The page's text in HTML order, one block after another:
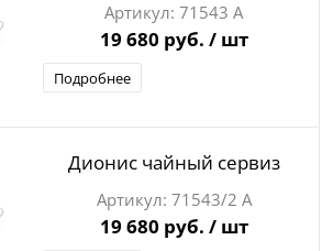
71543 А
19 680 руб. / шт
Подробнее
Дионис чайный сервиз
71543/2 А
19 680 руб. / шт